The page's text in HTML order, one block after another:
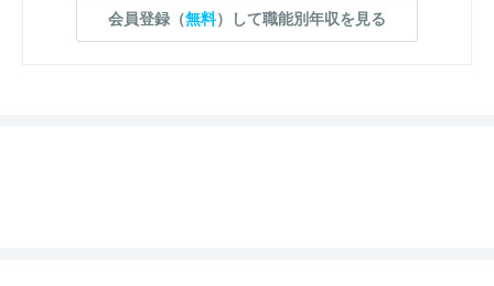
会員登録（無料）して職能別年収を見る